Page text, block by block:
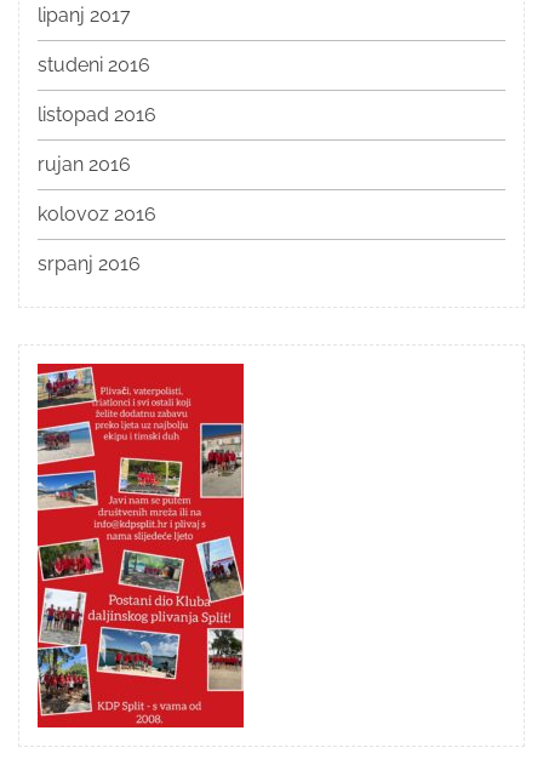
lipanj 2017
studeni 2016
listopad 2016
rujan 2016
kolovoz 2016
srpanj 2016